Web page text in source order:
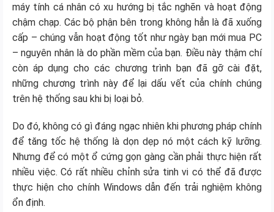
máy tính cá nhân có xu hướng bị tắc nghẽn và hoạt động
chậm chạp. Các bộ phận bên trong không hẳn là đã xuống
cấp – chúng vẫn hoạt động tốt như ngày bạn mới mua PC
– nguyên nhân là do phần mềm của bạn. Điều này thậm chí
còn áp dụng cho các chương trình bạn đã gỡ cài đặt,
những chương trình này để lại dấu vết của chính chúng
trên hệ thống sau khi bị loại bỏ.
Do đó, không có gì đáng ngạc nhiên khi phương pháp chính
để tăng tốc hệ thống là dọn dẹp nó một cách kỹ lưỡng.
Nhưng để có một ổ cứng gọn gàng cần phải thực hiện rất
nhiều việc. Có rất nhiều chỉnh sửa tinh vi có thể đã được
thực hiện cho chính Windows dẫn đến trải nghiệm không
ổn định.